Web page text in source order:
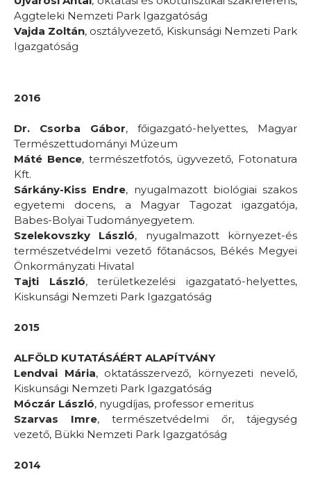
Aggteleki Nemzeti Park Igazgatóság
Vajda Zoltán, osztályvezető, Kiskunsági Nemzeti Park
Igazgatóság
2016
Dr. Csorba Gábor, főigazgató-helyettes, Magyar
Természettudományi Múzeum
Máté Bence, természetfotós, ügyvezető, Fotonatura
Kft.
Sárkány-Kiss Endre, nyugalmazott biológiai szakos
egyetemi docens, a Magyar Tagozat igazgatója,
Babes-Bolyai Tudományegyetem.
Szelekovszky László, nyugalmazott környezet-és
természetvédelmi vezető főtanácsos, Békés Megyei
Önkormányzati Hivatal
Tajti László, területkezelési igazgatató-helyettes,
Kiskunsági Nemzeti Park Igazgatóság
2015
ALFÖLD KUTATÁSÁÉRT ALAPÍTVÁNY
Lendvai Mária, oktatásszervező, környezeti nevelő,
Kiskunsági Nemzeti Park Igazgatóság
Móczár László, nyugdíjas, professor emeritus
Szarvas Imre, természetvédelmi őr, tájegység
vezető, Bükki Nemzeti Park Igazgatóság
2014